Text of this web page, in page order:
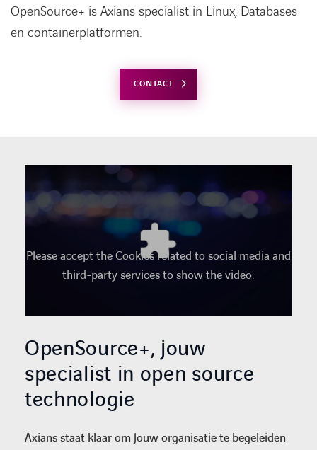
OpenSource+ is Axians specialist in Linux, Databases
en containerplatformen.
CONTACT
OpenSource+, jouw
specialist in open source
technologie
Axians staat klaar om jouw organisatie te begeleiden
Please accept the Cookies related to social media and
third-party services to show the video.